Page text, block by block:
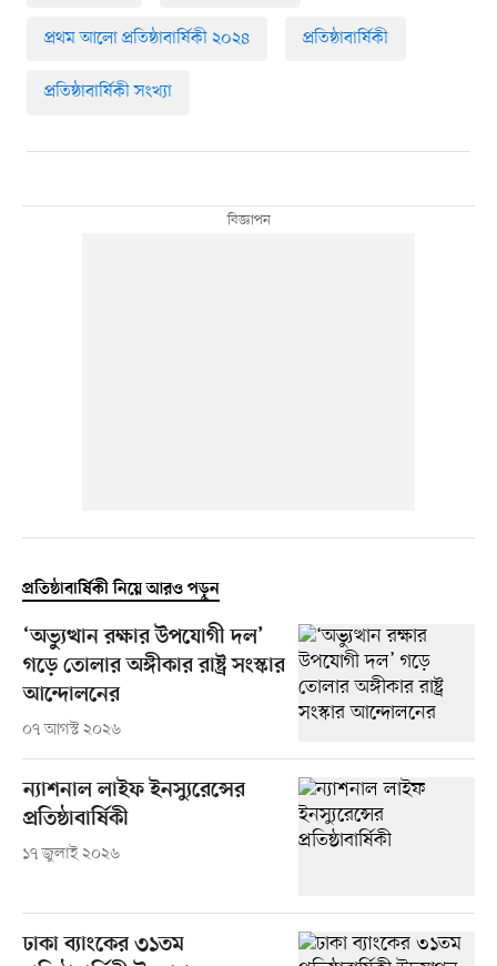
প্রথম আলো প্রতিষ্ঠাবার্ষিকী ২০২৪ প্রতিষ্ঠাবার্ষিকী
প্রতিষ্ঠাবার্ষিকী সংখ্যা
প্রতিষ্ঠাবার্ষিকী নিয়ে আরও পড়ুন
‘অভ্যুত্থান রক্ষার উপযোগী দল’
গড়ে তোলার অঙ্গীকার রাষ্ট্র সংস্কার
আন্দোলনের
০৭ আগস্ট ২০২৬
ন্যাশনাল লাইফ ইনস্যুরেন্সের
প্রতিষ্ঠাবার্ষিকী
১৭ জুলাই ২০২৬
ঢাকা ব্যাংকের ৩১তম